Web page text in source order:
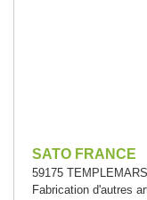
SATO FRANCE
59175
Fabrication d'autres